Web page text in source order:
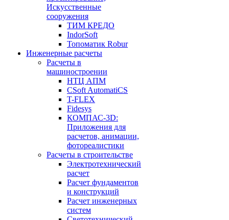
Искусственные
сооружения
ТИМ КРЕДО
IndorSoft
Топоматик Robur
Инженерные расчеты
Расчеты в
машиностроении
НТЦ АПМ
CSoft AutomatiCS
T-FLEX
Fidesys
КОМПАС-3D:
Приложения для
расчетов, анимации,
фотореалистики
Расчеты в строительстве
Электротехнический
расчет
Расчет фундаментов
и конструкций
Расчет инженерных
систем